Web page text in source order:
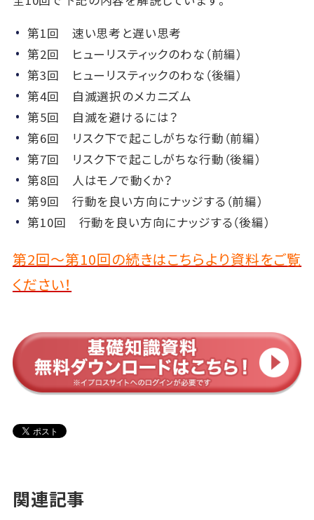
第1回 速い思考と遅い思考
第2回 ヒューリスティックのわな（前編）
第3回 ヒューリスティックのわな（後編）
第4回 自滅選択のメカニズム
第5回 自滅を避けるには？
第6回 リスク下で起こしがちな行動（前編）
第7回 リスク下で起こしがちな行動（後編）
第8回 人はモノで動くか？
第9回 行動を良い方向にナッジする（前編）
第10回 行動を良い方向にナッジする（後編）
第2回～第10回の続きはこちらより資料をご覧
ください！
関連記事